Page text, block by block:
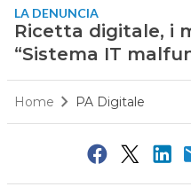
LA DENUNCIA
Ricetta digitale, i
“Sistema IT
Home PA Digitale